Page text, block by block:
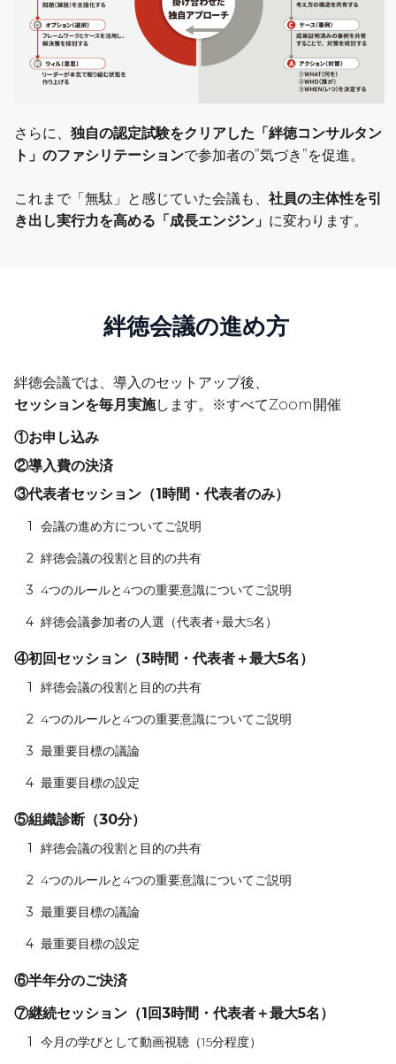
さらに、 独自の認定試験をクリアした「絆徳コンサルタン
ト」のファシリテーションで参加者の”気づき”を促進。
これまで「無駄」と感じていた会議も、 社員の主体性を引
き出し実行力を高める「成長エンジン」 に変わります。
絆徳会議の進め方
絆徳会議では、導入のセットアップ後、
セッションを毎月実施します。※すべてZoom開催
①お申し込み
②導入費の決済
③代表者セッション（1時間・代表者のみ）
1
会議の進め方についてご説明
2 絆徳会議の役割と目的の共有
3 4つのルールと4つの重要意識についてご説明
4 絆徳会議参加者の人選（代表者+最大5名）
④初回セッション（3時間・代表者＋最大5名）
1
絆徳会議の役割と目的の共有
2 4つのルールと4つの重要意識についてご説明
3 最重要目標の議論
4 最重要目標の設定
⑤組織診断（30分）
1
絆徳会議の役割と目的の共有
2 4つのルールと4つの重要意識についてご説明
3 最重要目標の議論
4 最重要目標の設定
⑥半年分のご決済
⑦継続セッション（1回3時間・代表者＋最大5名）
1
今月の学びとして動画視聴（15分程度）